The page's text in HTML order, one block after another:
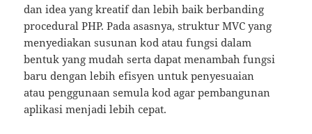
dan idea yang kreatif dan lebih baik berbanding
procedural PHP. Pada asasnya, struktur MVC yang
menyediakan susunan kod atau fungsi dalam
bentuk yang mudah serta dapat menambah fungsi
baru dengan lebih efisyen untuk penyesuaian
atau penggunaan semula kod agar pembangunan
aplikasi menjadi lebih cepat.